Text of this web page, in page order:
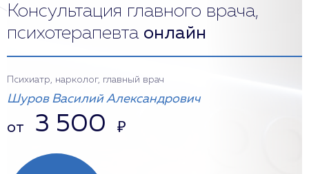
Консультация главного врача,
психотерапевта онлайн
Психиатр, нарколог, главный врач
Шуров Василий Александрович
от 3 500 ₽